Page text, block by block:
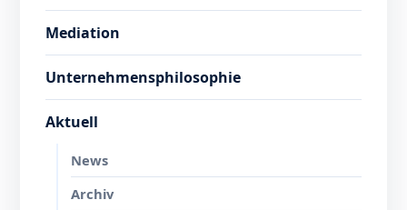
Mediation
Unternehmensphilosophie
Aktuell
News
Archiv